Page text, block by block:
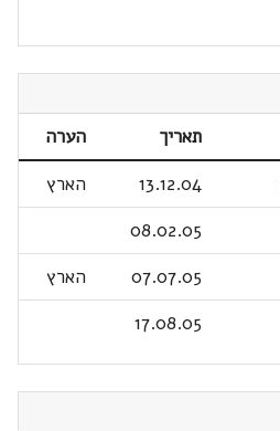
תאריך
הערה
13.12.04
הארץ
08.02.05
07.07.05
הארץ
17.08.05